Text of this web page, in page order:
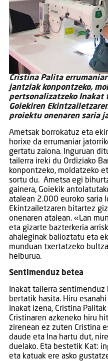
Cristina Palita
jantziak konpontzeko,
pertsonalizatzeko Inakat
Goiekiren
proiektu onenaren saria
Ametsak borrokatuz eta
horixe da errumaniar
gertatu zaiona. Inguruan
tailerra ireki du Ordiziako
konpontzeko, moldatzeko
sortu du. Ametsa egi
gainera, Goiekik
atalean 2.000 euroko saria
Ekintzailetzaren bitartez
onenaren atalean. «Lan
eta gizarte bazterkeria
ahaleginak balioztatu eta
munduan txertatzeko
helburua.
Sentimenduz betea
Inakat tailerra
bertatik hasita. Hiru
Inakat izena, Cristina
Cristinaren azkeneko hiru
zirenean ez zuten Cristina
daude eta Ina hartu dut,
duelako. Eta bestetik Kat:
eta katuak ere asko